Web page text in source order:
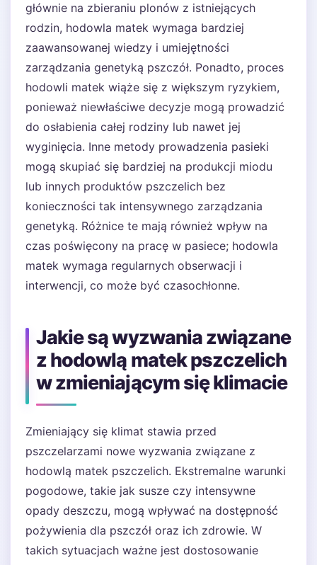
głównie na zbieraniu plonów z istniejących
rodzin, hodowla matek wymaga bardziej
zaawansowanej wiedzy i umiejętności
zarządzania genetyką pszczół. Ponadto, proces
hodowli matek wiąże się z większym ryzykiem,
ponieważ niewłaściwe decyzje mogą prowadzić
do osłabienia całej rodziny lub nawet jej
wyginięcia. Inne metody prowadzenia pasieki
mogą skupiać się bardziej na produkcji miodu
lub innych produktów pszczelich bez
konieczności tak intensywnego zarządzania
genetyką. Różnice te mają również wpływ na
czas poświęcony na pracę w pasiece; hodowla
matek wymaga regularnych obserwacji i
interwencji, co może być czasochłonne.
Jakie są wyzwania związane
z hodowlą matek pszczelich
w zmieniającym się klimacie
Zmieniający się klimat stawia przed
pszczelarzami nowe wyzwania związane z
hodowlą matek pszczelich. Ekstremalne warunki
pogodowe, takie jak susze czy intensywne
opady deszczu, mogą wpływać na dostępność
pożywienia dla pszczół oraz ich zdrowie. W
takich sytuacjach ważne jest dostosowanie